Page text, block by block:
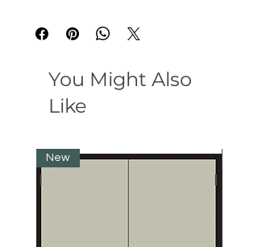
You Might Also
Like
New